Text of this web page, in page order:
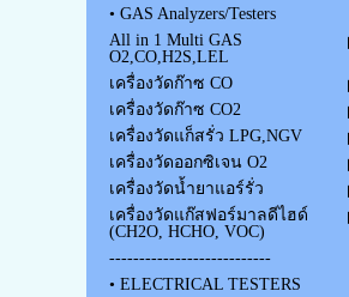
• GAS Analyzers/Testers
All in 1 Multi GAS
O2,CO,H2S,LEL
เครื่องวัดก๊าซ CO
เครื่องวัดก๊าซ CO2
เครื่องวัดแก็สรั่ว LPG,NGV
เครื่องวัดออกซิเจน O2
เครื่องวัดน้ำยาแอร์รั่ว
เครื่องวัดแก๊สฟอร์มาลดีไฮด์
(CH2O, HCHO, VOC)
---------------------------
• ELECTRICAL TESTERS